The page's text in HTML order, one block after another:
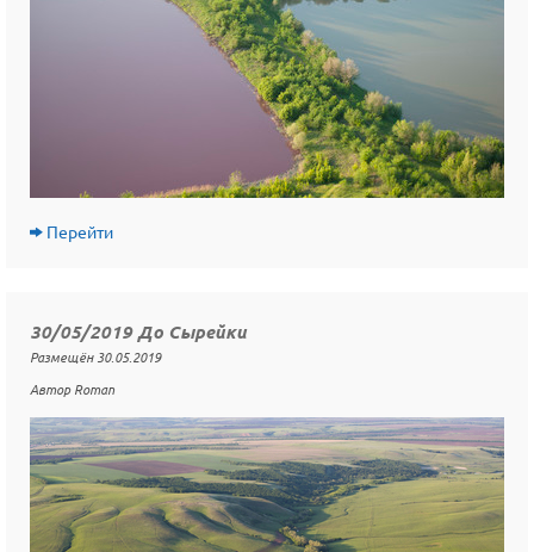
Перейти
30/05/2019 До Сырейки
Размещён 30.05.2019
Автор Roman